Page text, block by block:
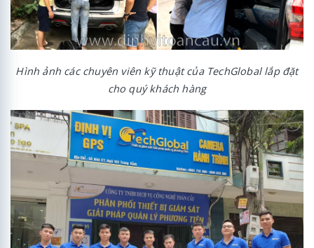
Hình ảnh các chuyên viên kỹ thuật của TechGlobal lắp đặt
cho quý khách hàng